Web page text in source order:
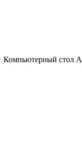
Компьютерный стол